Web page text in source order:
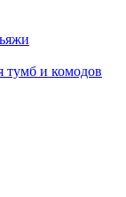
и комодов